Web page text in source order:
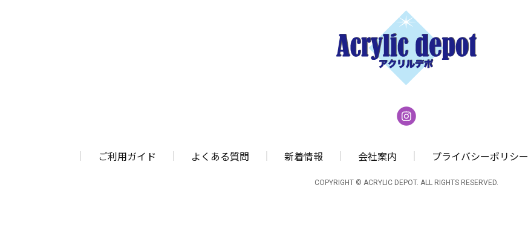
ご利用ガイド よくある質問 新着情報 会社案内 プライバシーポリシー
COPYRIGHT © ACRYLIC DEPOT. ALL RIGHTS RESERVED.